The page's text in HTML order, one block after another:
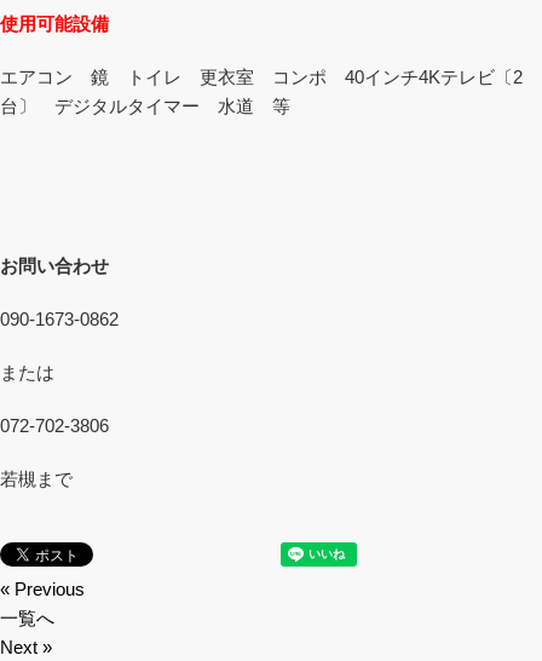
使用可能設備
エアコン 鏡 トイレ 更衣室 コンポ 40インチ4Kテレビ〔2
台〕 デジタルタイマー 水道 等
お問い合わせ
090-1673-0862
または
072-702-3806
若槻まで
« Previous
一覧へ
Next »